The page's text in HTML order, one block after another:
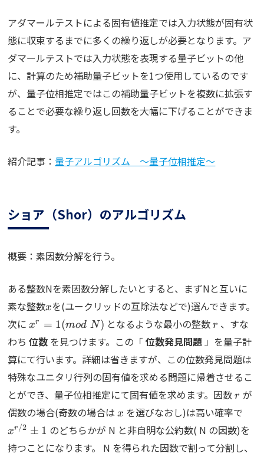
アダマールテストによる固有値推定では入力状態が固有状
態に収束するまでに多くの繰り返しが必要となります。ア
ダマールテストでは入力状態を表現する量子ビットの他
に、計算のため補助量子ビットを1つ使用しているのです
が、量子位相推定ではこの補助量子ビットを複数に拡張す
ることで必要な繰り返し回数を大幅に下げることができま
す。
紹介記事： 量子アルゴリズム ～量子位相推定～
ショア（Shor）のアルゴリズム
概要：素因数分解を行う。
ある整数Nを素因数分解したいとすると、まずNと互いに
素な整数x
xを(ユークリッドの互除法などで)選んできます。
次にx^r=1(mod\;N)
xr = 1(mod N) となるような最小の整数r
r 、すな
わち位数 を見つけます。この「位数発見問題 」を量子計
算にて行います。詳細は省きますが、この位数発見問題は
特殊なユニタリ行列の固有値を求める問題に帰着させるこ
とができ、量子位相推定にて固有値を求めます。因数r
r が
偶数の場合(奇数の場合はx
x を選びなおし)は高い確率で
xr /2 ± 1 のどちらかが N と非自明な公約数( N の因数)を
持つことになります。 N を得られた因数で割って分割し、